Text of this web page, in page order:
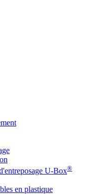
U-Box®
en plastique